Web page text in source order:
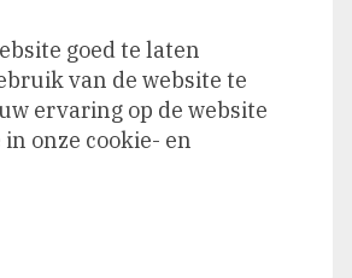
goed te laten
van de website te
ervaring op de website
onze cookie- en